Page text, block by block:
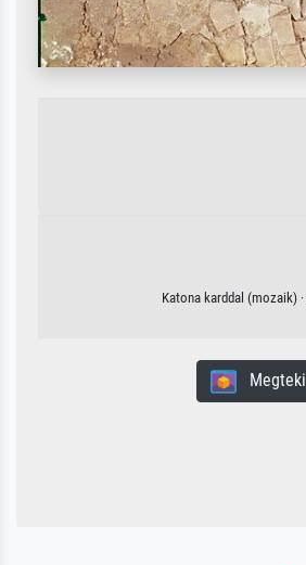
Katona karddal (mozaik)